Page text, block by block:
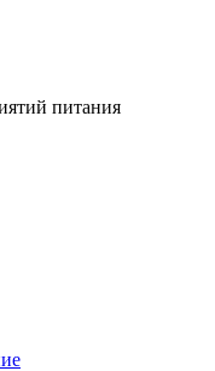
питания